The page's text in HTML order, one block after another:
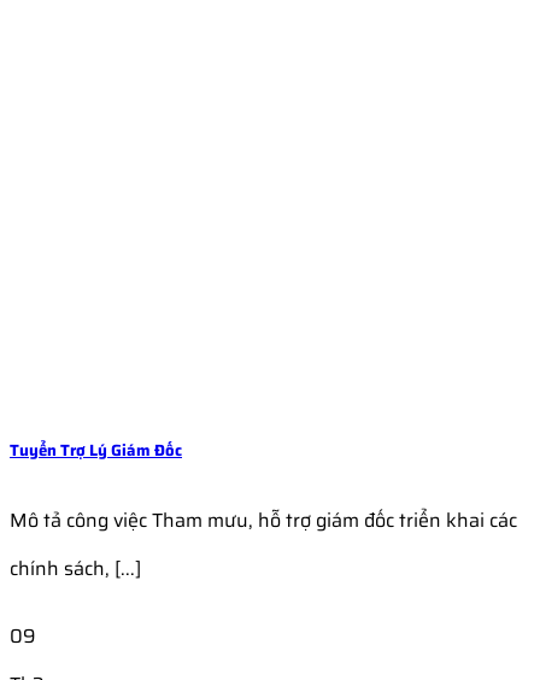
Tuyển Trợ Lý Giám Đốc
Mô tả công việc Tham mưu, hỗ trợ giám đốc triển khai các
chính sách, [...]
09